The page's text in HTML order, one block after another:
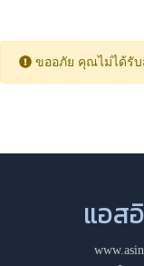
ขออภัย คุณไม่ได้รั
แอส